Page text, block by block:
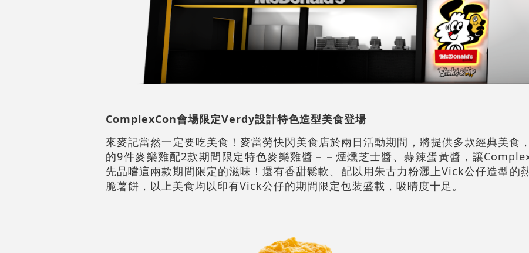
ComplexCon會場限定Verdy設計特色造型美食登場
來麥記當然一定要吃美食！麥當勞快閃美食店於兩日活動期間，將提供多款經典美食
的9件麥樂雞配2款期間限定特色麥樂雞醬－－煙燻芝士醬、蒜辣蛋黃醬，讓
先品嚐這兩款期間限定的滋味！還有香甜鬆軟、配以用朱古力粉灑上Vick公仔造型的
脆薯餅，以上美食均以印有Vick公仔的期間限定包裝盛載，吸睛度十足。